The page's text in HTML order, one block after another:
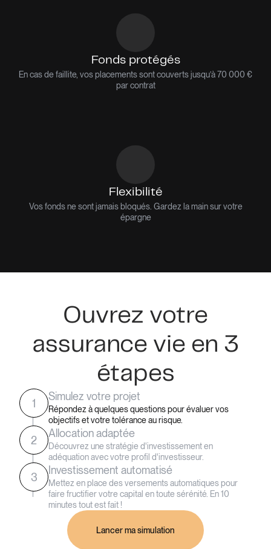
Fonds protégés
En cas de faillite, vos placements sont couverts jusqu’à 70 000 €
par contrat
Flexibilité
Vos fonds ne sont jamais bloqués. Gardez la main sur votre
épargne
Ouvrez votre
assurance vie en 3
étapes
1
Simulez votre projet
Répondez à quelques questions pour évaluer vos
objectifs et votre tolérance au risque.
2
Allocation adaptée
Découvrez une stratégie d'investissement en
adéquation avec votre profil d'investisseur.
3
Investissement automatisé
Mettez en place des versements automatiques pour
faire fructifier votre capital en toute sérénité. En 10
minutes tout est fait !
Lancer ma simulation